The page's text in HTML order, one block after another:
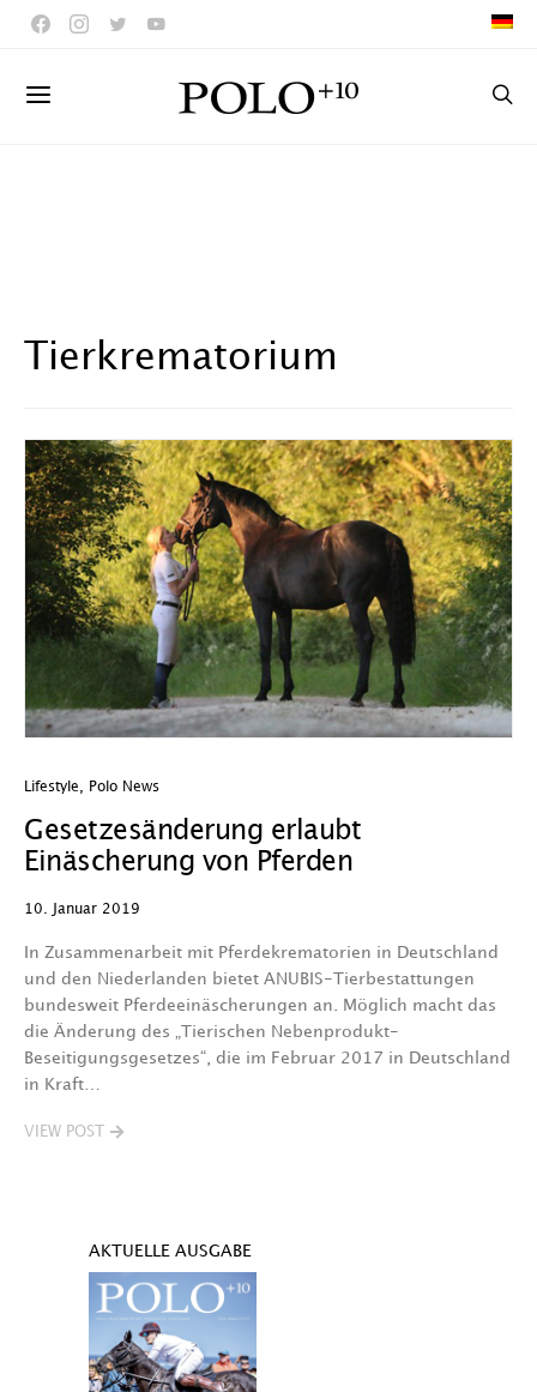
Tierkrematorium
Lifestyle Polo News
Gesetzesänderung erlaubt
Einäscherung von Pferden
10. Januar 2019
In Zusammenarbeit mit Pferdekrematorien in Deutschland
und den Niederlanden bietet ANUBIS-Tierbestattungen
bundesweit Pferdeeinäscherungen an. Möglich macht das
die Änderung des „Tierischen Nebenprodukt-
Beseitigungsgesetzes“, die im Februar 2017 in Deutschland
in Kraft…
VIEW POST
AKTUELLE AUSGABE